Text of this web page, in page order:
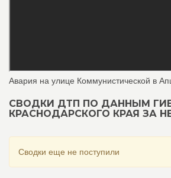
Авария на улице Коммунистической в
СВОДКИ ДТП ПО ДАННЫМ
КРАСНОДАРСКОГО КРАЯ ЗА
Сводки еще не поступили